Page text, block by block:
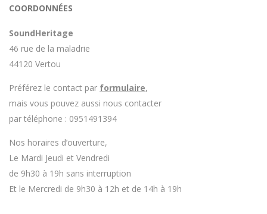
Avoir ce genre d'explication est utile et valorisant pour
rendez le matériel.
COORDONNÉES
SoundHeritage
46 rue de la maladrie
44120 Vertou
Préférez le contact par formulaire,
mais vous pouvez aussi nous contacter
par téléphone : 0951491394
Nos horaires d’ouverture,
Le Mardi Jeudi et Vendredi
de 9h30 à 19h sans interruption
Et le Mercredi de 9h30 à 12h et de 14h à 19h